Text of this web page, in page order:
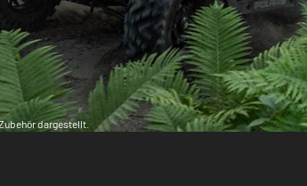
dargestellt.